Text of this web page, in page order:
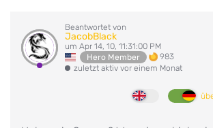
Beantwortet von
JacobBlack
um Apr 14, 10, 11:31:00 PM
Hero Member
983
zuletzt aktiv vor einem Monat